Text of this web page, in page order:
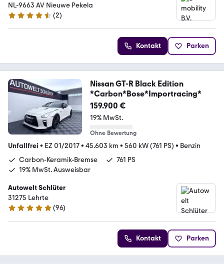
NL-9663 AV Nieuwe Pekela
4.5 Sterne
(2)
Kontakt Parken
Nissan GT-R Black Edition
*Carbon*Bose*Importracing*
159.900 €
19% MwSt.
Ohne Bewertung
Unfallfrei • EZ 01/2017• 45.603 km • 560 kW (761 PS) • Benzin
Carbon-Keramik-Bremse
761 PS
19% MwSt. Ausweisbar
Autowelt Schlüter
31275 Lehrte
4.9 Sterne
(96)
Kontakt Parken